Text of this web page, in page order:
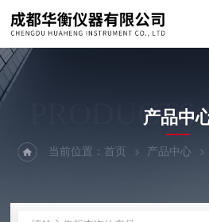
产品中
当前位置：首页 产品中心